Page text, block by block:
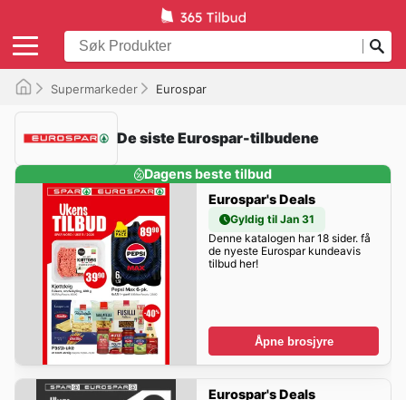
Supermarkeder Eurospar
De siste Eurospar-tilbudene
Dagens beste tilbud
Eurospar's Deals
Gyldig til Jan 31
Denne katalogen har 18 sider. få
de nyeste Eurospar kundeavis
tilbud her!
Åpne brosjyre
Eurospar's Deals